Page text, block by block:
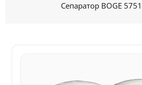
Сепаратор BOGE